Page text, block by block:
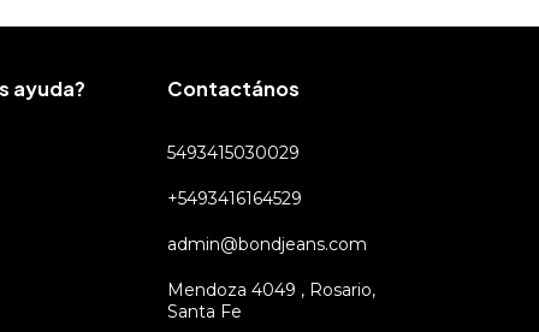
ayuda? Contactános
5493415030029
+5493416164529
admin@bondjeans.com
Mendoza 4049 , Rosario,
Santa Fe